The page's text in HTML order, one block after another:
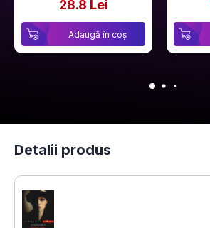
28.8 Lei
Adaugă în coș
Detalii produs